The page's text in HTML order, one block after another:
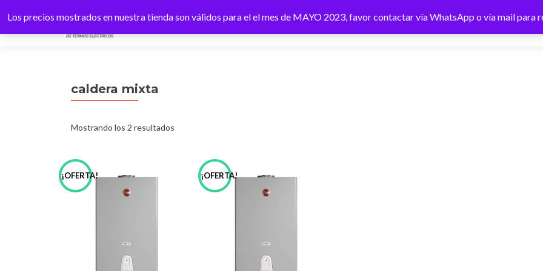
caldera mixta
Mostrando los 2 resultados
precio:
¡OFERTA! ¡OFERTA!
Los precios mostrados en nuestra tienda son válidos para el el mes de MAYO 2023, favor contactar vía WhatsApp o vía mail para